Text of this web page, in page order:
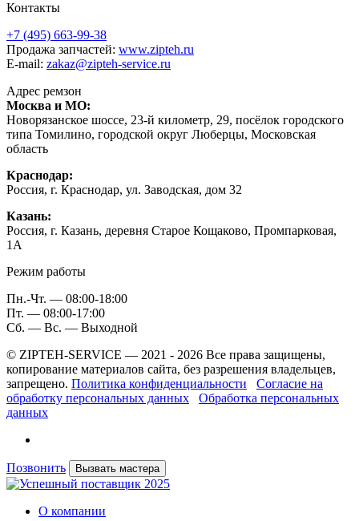
Контакты
+7 (495) 663-99-38
Продажа запчастей: www.zipteh.ru
E-mail: zakaz@zipteh-service.ru
Адрес ремзон
Москва и МО:
Новорязанское шоссе, 23-й километр, 29, посёлок городского
типа Томилино, городской округ Люберцы, Московская
область
Краснодар:
Россия, г. Краснодар, ул. Заводская, дом 32
Казань:
Россия, г. Казань, деревня Старое Кощаково, Промпарковая,
1A
Режим работы
Пн.-Чт. — 08:00-18:00
Пт. — 08:00-17:00
Сб. — Вс. — Выходной
© ZIPTEH-SERVICE — 2021 - 2026 Все права защищены,
копирование материалов сайта, без разрешения владельцев,
запрещено. Политика конфиденциальности
Согласие на
обработку персональных данных
Обработка персональных
данных
Позвонить Вызвать мастера
О компании